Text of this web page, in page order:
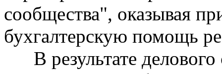
сообщества", оказывая
бухгалтерскую помощь
В результате делового